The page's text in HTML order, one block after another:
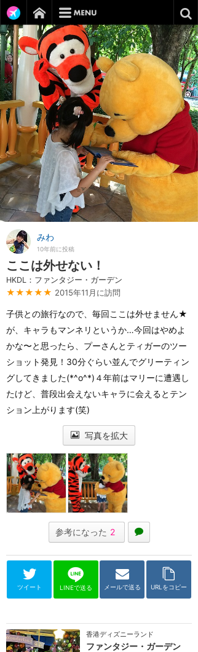
みわ
10年前に投稿
ここは外せない！
HKDL：ファンタジー・ガーデン
★★★★★ 2015年11月に訪問
子供との旅行なので、毎回ここは外せません★
が、キャラもマンネリというか…今回はやめよ
かな〜と思ったら、プーさんとティガーのツー
ショット発見！30分ぐらい並んでグリーティン
グしてきました(*^o^*)４年前はマリーに遭遇し
たけど、普段出会えないキャラに会えるとテン
ション上がります(笑)
写真を拡大
参考になった 2
ツイート LINEで送る メールで送る URLをコピー
香港ディズニーランド
ファンタジー・ガーデン